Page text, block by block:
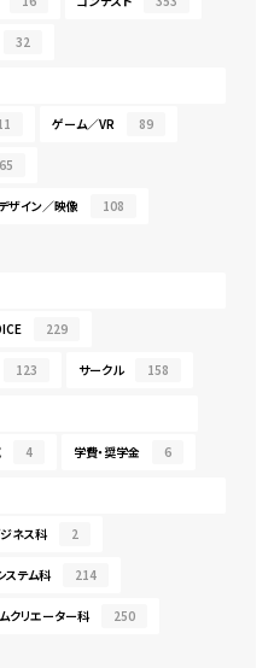
32
ゲーム／VR 89
65
ザイン／映像 108
229
123 サークル 158
4 学費・奨学金 6
ネス科 2
ステム科 214
クリエーター科 250